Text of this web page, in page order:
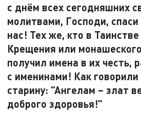
с днём всех сегодняшних
молитвами, Господи,
нас! Тех же, кто в
Крещения или
получил имена в их честь,
с именинами! Как говорили
старину: "Ангелам – злат
доброго здоровья!"